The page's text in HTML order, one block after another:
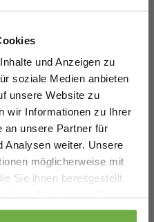
und Anzeigen zu
soziale Medien anbieten
unsere Website zu
wir Informationen zu Ihrer
an unsere Partner für
Analysen weiter. Unsere
möglicherweise mit
Sie ihnen bereitgestellt
aus Baumwolle –
–
Muster – Blau
sofort
zu 70%.